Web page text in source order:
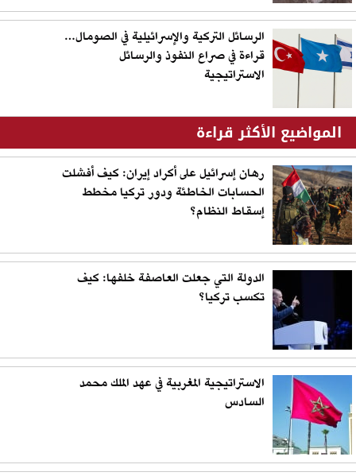
الرسائل التركية والإسرائيلية في الصومال…
قراءة في صراع النفوذ والرسائل
الاستراتيجية
المواضيع الأكثر قراءة
رهان إسرائيل على أكراد إيران: كيف أفشلت
الحسابات الخاطئة ودور تركيا مخطط
إسقاط النظام؟
الدولة التي جعلت العاصفة خلفها: كيف
تكسب تركيا؟
الاستراتيجية المغربية في عهد الملك محمد
السادس